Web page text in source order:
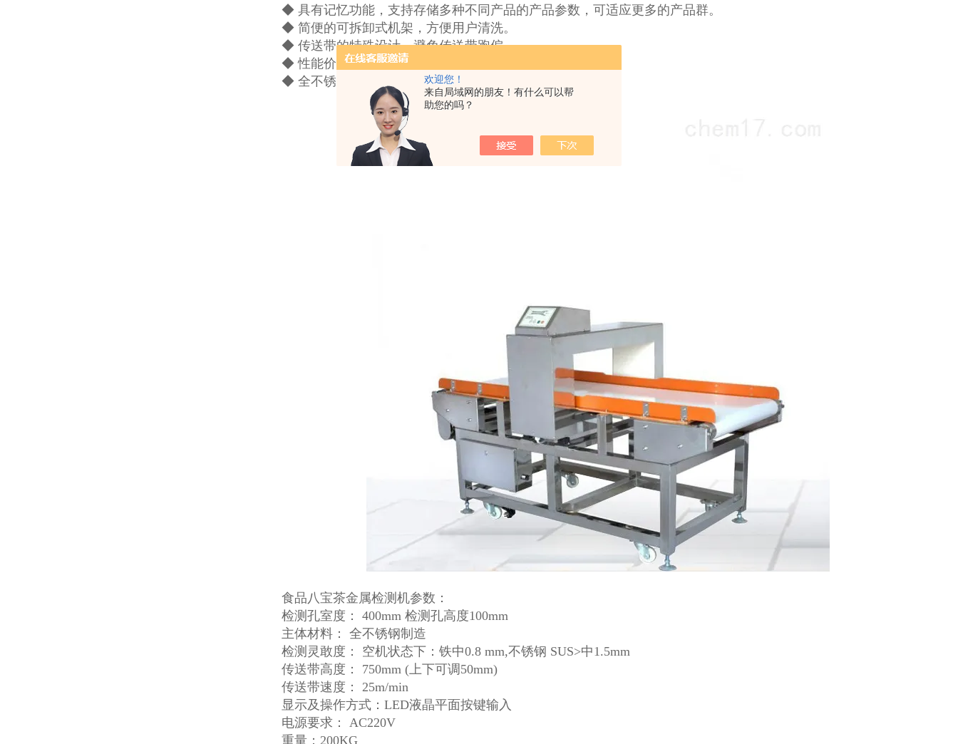
欢迎您！
来自局域网的朋友！有什么可以帮
助您的吗？
◆ 具有记忆功能，支持存储多种不同产品的产品参数，可适应更多的产品群。
◆ 简便的可拆卸式机架，方便用户清洗。
◆ 传送带的特殊设计，避免传送带跑偏。
◆ 性能价格比高，价格富有吸引力。
◆ 全不锈钢制作，整机具有好的防水性能。
食品八宝茶金属检测机参数：
检测孔室度： 400mm 检测孔高度100mm
主体材料： 全不锈钢制造
检测灵敢度： 空机状态下：铁中0.8 mm,不锈钢 SUS>中1.5mm
传送带高度： 750mm (上下可调50mm)
传送带速度： 25m/min
显示及操作方式：LED液晶平面按键输入
电源要求： AC220V
重量：200KG